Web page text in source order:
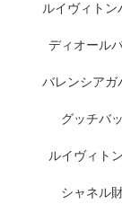
ルイヴィトン
ディオール
バレンシアガ
グッチバ
ルイヴィト
シャネル